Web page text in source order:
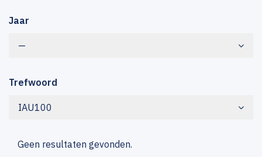
Jaar
—
Trefwoord
IAU100
Geen resultaten gevonden.